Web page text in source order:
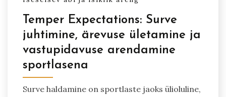
Temper Expectations: Surve
juhtimine, ärevuse ületamine ja
vastupidavuse arendamine
sportlasena
Surve haldamine on sportlaste jaoks ülioluline,